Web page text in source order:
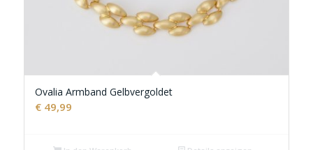
Ovalia Armband Gelbvergoldet
€49,99